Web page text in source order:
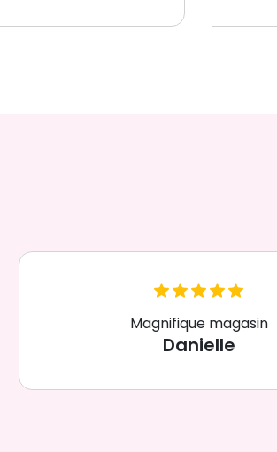
Magnifique magasin
Danielle